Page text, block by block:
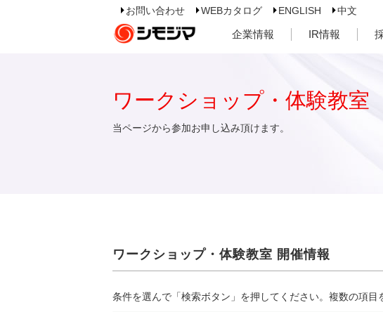
お問い合わせ WEBカタログ ENGLISH 中文
企業情報 IR情報
ワークショップ・体験教室
当ページから参加お申し込み頂けます。
ワークショップ・体験教室 開催情報
条件を選んで「検索ボタン」を押してください。複数の項目